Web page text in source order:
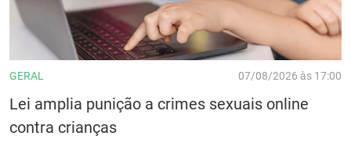
GERAL 07/08/2026 às 17:00
Lei amplia punição a crimes sexuais online
contra crianças